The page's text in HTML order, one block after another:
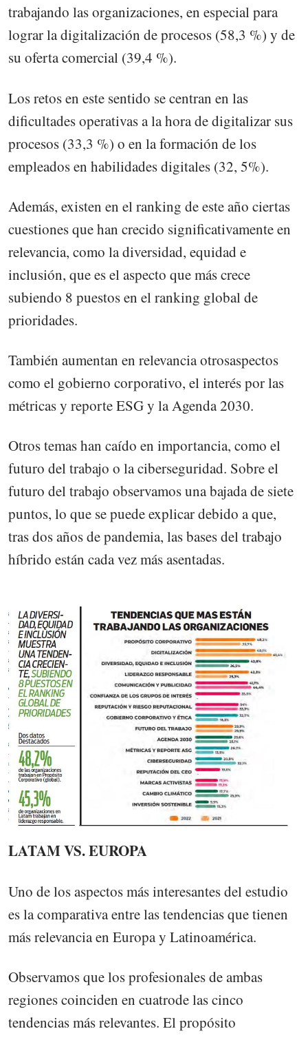
trabajando las organizaciones, en especial para
lograr la digitalización de procesos (58,3 %) y de
su oferta comercial (39,4 %).
Los retos en este sentido se centran en las
dificultades operativas a la hora de digitalizar sus
procesos (33,3 %) o en la formación de los
empleados en habilidades digitales (32, 5%).
Además, existen en el ranking de este año ciertas
cuestiones que han crecido significativamente en
relevancia, como la diversidad, equidad e
inclusión, que es el aspecto que más crece
subiendo 8 puestos en el ranking global de
prioridades.
También aumentan en relevancia otrosaspectos
como el gobierno corporativo, el interés por las
métricas y reporte ESG y la Agenda 2030.
Otros temas han caído en importancia, como el
futuro del trabajo o la ciberseguridad. Sobre el
futuro del trabajo observamos una bajada de siete
puntos, lo que se puede explicar debido a que,
tras dos años de pandemia, las bases del trabajo
híbrido están cada vez más asentadas.
LATAM VS. EUROPA
Uno de los aspectos más interesantes del estudio
es la comparativa entre las tendencias que tienen
más relevancia en Europa y Latinoamérica.
Observamos que los profesionales de ambas
regiones coinciden en cuatrode las cinco
tendencias más relevantes. El propósito